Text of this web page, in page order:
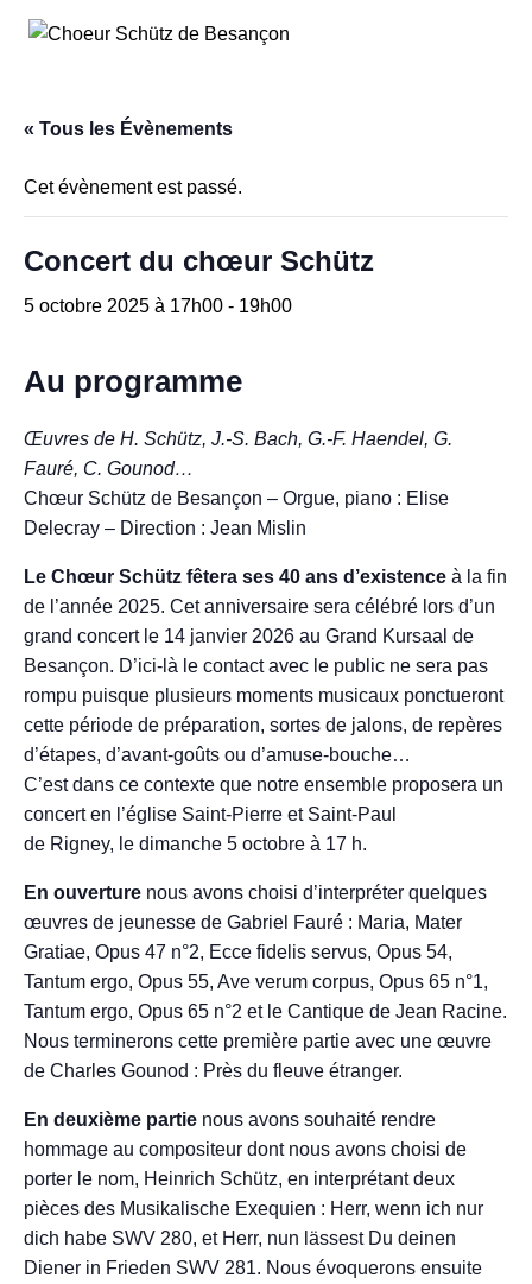
« Tous les Évènements
Cet évènement est passé.
Concert du chœur Schütz
5 octobre 2025 à 17h00 - 19h00
Au programme
Œuvres de H. Schütz, J.-S. Bach, G.-F. Haendel, G.
Fauré, C. Gounod…
Chœur Schütz de Besançon – Orgue, piano : Elise
Delecray – Direction : Jean Mislin
Le Chœur Schütz fêtera ses 40 ans d’existence à la fin
de l’année 2025. Cet anniversaire sera célébré lors d’un
grand concert le 14 janvier 2026 au Grand Kursaal de
Besançon. D’ici-là le contact avec le public ne sera pas
rompu puisque plusieurs moments musicaux ponctueront
cette période de préparation, sortes de jalons, de repères
d’étapes, d’avant-goûts ou d’amuse-bouche…
C’est dans ce contexte que notre ensemble proposera un
concert en l’église Saint-Pierre et Saint-Paul
de Rigney, le dimanche 5 octobre à 17 h.
En ouverture nous avons choisi d’interpréter quelques
œuvres de jeunesse de Gabriel Fauré : Maria, Mater
Gratiae, Opus 47 n°2, Ecce fidelis servus, Opus 54,
Tantum ergo, Opus 55, Ave verum corpus, Opus 65 n°1,
Tantum ergo, Opus 65 n°2 et le Cantique de Jean Racine.
Nous terminerons cette première partie avec une œuvre
de Charles Gounod : Près du fleuve étranger.
En deuxième partie nous avons souhaité rendre
hommage au compositeur dont nous avons choisi de
porter le nom, Heinrich Schütz, en interprétant deux
pièces des Musikalische Exequien : Herr, wenn ich nur
dich habe SWV 280, et Herr, nun lässest Du deinen
Diener in Frieden SWV 281. Nous évoquerons ensuite